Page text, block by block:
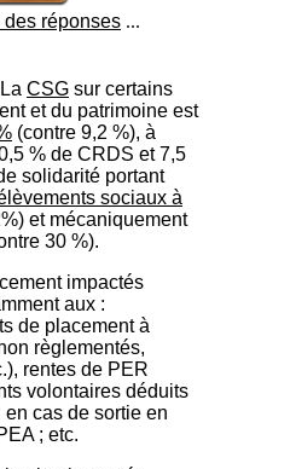
des réponses ...
La CSG sur certains
et du patrimoine est
(contre 9,2 %), à
% de CRDS et 7,5
solidarité portant
sociaux à
et mécaniquement
30 %).
impactés
aux :
de placement à
règlementés,
rentes de PER
volontaires déduits
cas de sortie en
; etc.